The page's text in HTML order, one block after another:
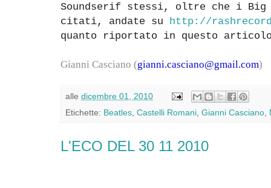
Soundserif stessi, oltre che i Big I
citati, andate su
http://
quanto riportato in questo
Gianni Casciano (gianni.casciano@gmail.com)
alle dicembre 01, 2010
Etichette: Beatles Castelli Romani Gianni Casciano
L'ECO DEL 30 11 2010